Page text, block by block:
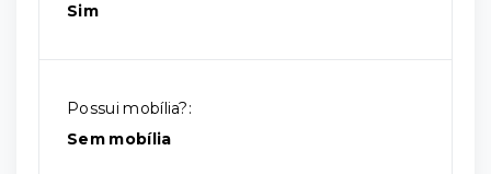
Sim
Possui mobília?:
Sem mobília